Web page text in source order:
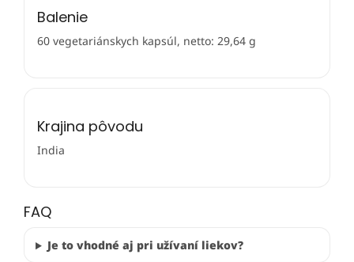
Balenie
60 vegetariánskych kapsúl, netto: 29,64 g
Krajina pôvodu
India
FAQ
Je to vhodné aj pri užívaní liekov?